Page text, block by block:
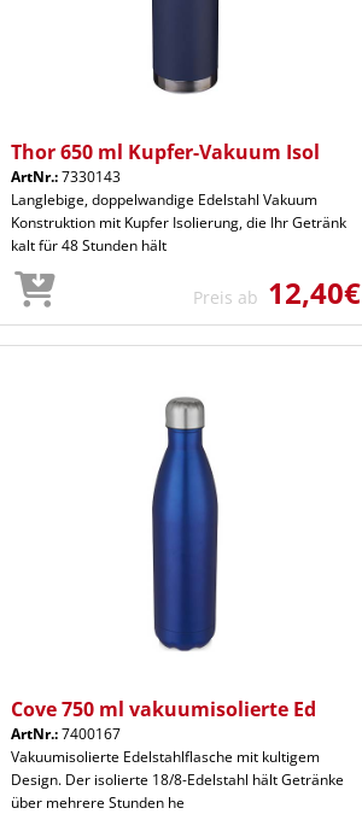
Thor 650 ml Kupfer-Vakuum Isol
ArtNr.:7330143
Langlebige, doppelwandige Edelstahl Vakuum
Konstruktion mit Kupfer Isolierung, die Ihr Getränk
kalt für 48 Stunden hält
Preis ab 12,40€
Cove 750 ml vakuumisolierte Ed
ArtNr.:7400167
Vakuumisolierte Edelstahlflasche mit kultigem
Design. Der isolierte 18/8-Edelstahl hält Getränke
über mehrere Stunden he